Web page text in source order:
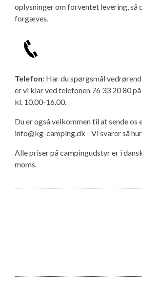
oplysninger om forventet levering, så
forgæves.
Telefon: Har du spørgsmål
er vi klar ved telefonen 76 33 20 80
kl. 10.00-16.00.
Du er også velkommen til at sende os
info@kg-camping.dk - Vi svarer så
Alle priser på campingudstyr er i
moms.